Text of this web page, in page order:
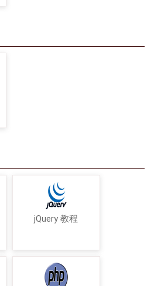
jQuery 教程